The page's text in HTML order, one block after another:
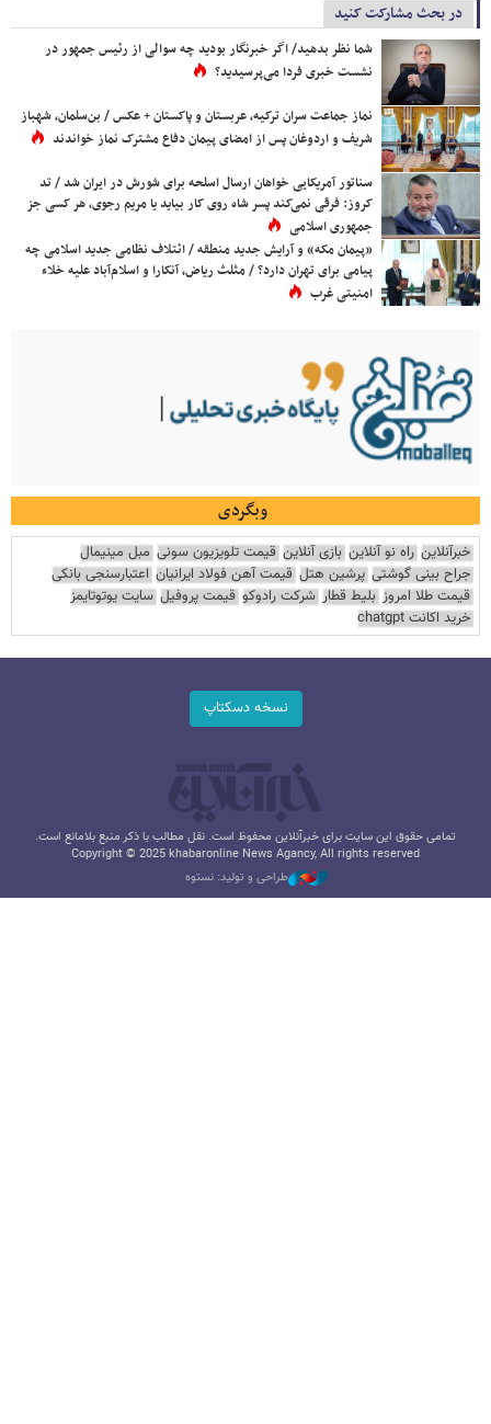
در بحث مشارکت کنید
شما نظر بدهید/ اگر خبرنگار بودید چه سوالی از رئیس جمهور در
نشست خبری فردا می‌پرسیدید؟
نماز جماعت سران ترکیه، عربستان و پاکستان + عکس / بن‌سلمان، شهباز
شریف و اردوغان پس از امضای پیمان دفاع مشترک نماز خواندند
سناتور آمریکایی خواهان ارسال اسلحه برای شورش در ایران شد / تد
کروز: فرقی نمی‌کند پسر شاه روی کار بیاید یا مریم رجوی، هر کسی جز
جمهوری اسلامی
«پیمان مکه» و آرایش جدید منطقه / ائتلاف نظامی جدید اسلامی چه
پیامی برای تهران دارد؟ / مثلث ریاض، آنکارا و اسلام‌آباد علیه خلاء
امنیتی غرب
وبگردی
خبرآنلاین راه نو آنلاین بازی آنلاین قیمت تلویزیون سونی مبل مینیمال
جراح بینی گوشتی پرشین هتل قیمت آهن فولاد ایرانیان اعتبارسنجی بانکی
قیمت طلا امروز بلیط قطار شرکت رادوکو قیمت پروفیل سایت یوتوتایمز
خرید اکانت chatgpt
نسخه دسکتاپ
تمامی حقوق این سایت برای خبرآنلاین محفوظ است. نقل مطالب با ذکر منبع بلامانع است.
Copyright © 2025 khabaronline News Agancy, All rights reserved
طراحی و تولید: نستوه